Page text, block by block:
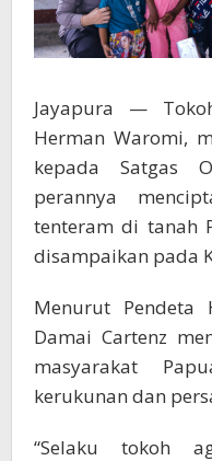
Jayapura —
Herman Waromi,
kepada Satgas
perannya
tenteram di tanah
disampaikan pada
Menurut Pendeta
Damai Cartenz
masyarakat
kerukunan dan
“Selaku tokoh